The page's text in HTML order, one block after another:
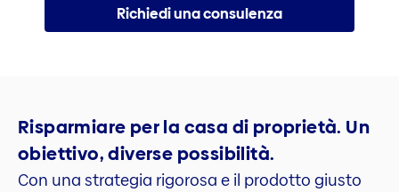
Richiedi una consulenza
Risparmiare per la casa di proprietà. Un
obiettivo, diverse possibilità.
Con una strategia rigorosa e il prodotto giusto